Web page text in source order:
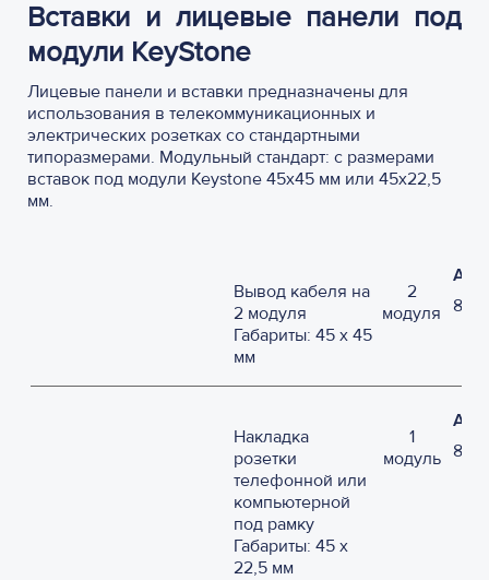
Вставки и лицевые панели под
модули KeyStone
Лицевые панели и вставки предназначены для
использования в телекоммуникационных и
электрических розетках со стандартными
типоразмерами. Модульный стандарт: с размерами
вставок под модули Keystone 45х45 мм или 45х22,5
мм.
Вывод кабеля на
2 модуля
Габариты: 45 х 45
мм
2
модуля
Накладка
розетки
телефонной или
компьютерной
под рамку
Габариты: 45 х
22,5 мм
1
модуль